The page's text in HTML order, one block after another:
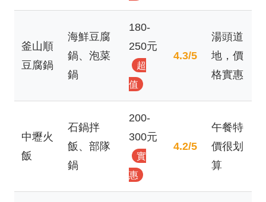
釜山順
豆腐鍋
海鮮豆腐
鍋、泡菜
鍋
180-
250元
超
值
4.3/5
湯頭道
地，價
格實惠
中壢火
飯
石鍋拌
飯、部隊
鍋
200-
300元
實
惠
4.2/5
午餐特
價很划
算